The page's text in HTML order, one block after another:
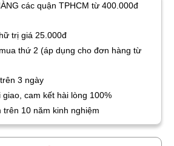
các quận TPHCM từ 400.000đ
trị giá 25.000đ
thứ 2 (áp dụng cho đơn hàng từ
3 ngày
cam kết hài lòng 100%
trên 10 năm kinh nghiệm